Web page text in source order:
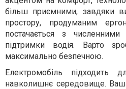
більш приємними, завдяки
простору, продуманим
постачається з
підтримки водія. Варто
максимально безпечною.
Електромобіль підходить
навколишнє середовище. Ваша